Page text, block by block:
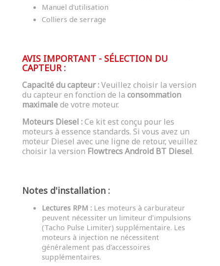
Manuel d'utilisation
Colliers de serrage
AVIS IMPORTANT - SÉLECTION DU
CAPTEUR :
Capacité du capteur :Veuillez choisir la version
du capteur en fonction de la consommation
maximalede votre moteur.
Moteurs Diesel :Ce kit est conçu pour les
moteurs à essence standards. Si vous avez un
moteur Diesel avec une ligne de retour, veuillez
choisir la version Flowtrecs Android BT Diesel.
Notes d'installation :
Lectures RPM : Les moteurs à carburateur
peuvent nécessiter un limiteur d'impulsions
(Tacho Pulse Limiter) supplémentaire. Les
moteurs à injection ne nécessitent
généralement pas d'accessoires
supplémentaires.